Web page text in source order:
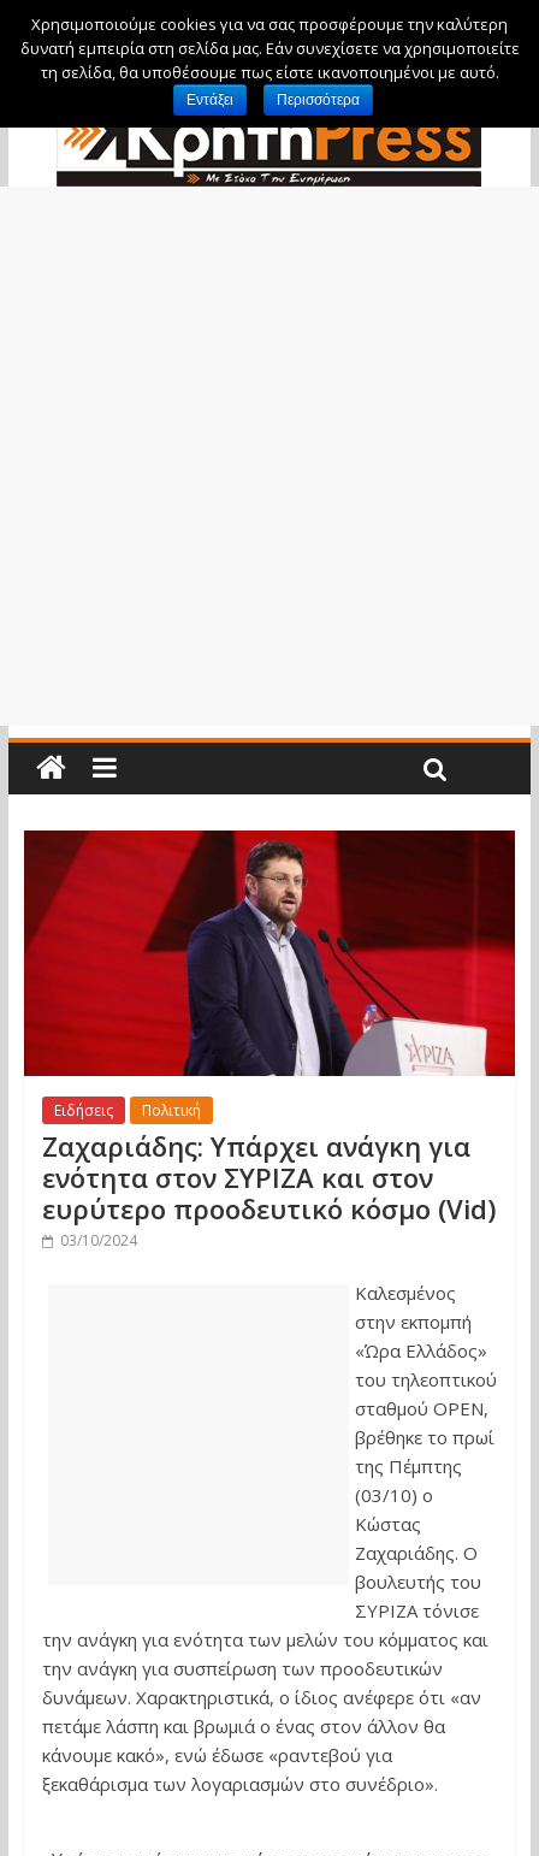
Σάββατο, 8 Αυγούστου, 2026
Ειδήσεις Πολιτική
Ζαχαριάδης: Υπάρχει ανάγκη για
ενότητα στον ΣΥΡΙΖΑ και στον
ευρύτερο προοδευτικό κόσμο (Vid)
03/10/2024
Καλεσμένος
στην εκπομπή
«Ώρα Ελλάδος»
του τηλεοπτικού
σταθμού OPEN,
βρέθηκε το πρωί
της Πέμπτης
(03/10) ο
Κώστας
Ζαχαριάδης. Ο
βουλευτής του
ΣΥΡΙΖΑ τόνισε
την ανάγκη για ενότητα των μελών του κόμματος και
την ανάγκη για συσπείρωση των προοδευτικών
δυνάμεων. Χαρακτηριστικά, ο ίδιος ανέφερε ότι «αν
πετάμε λάσπη και βρωμιά ο ένας στον άλλον θα
κάνουμε κακό», ενώ έδωσε «ραντεβού για
ξεκαθάρισμα των λογαριασμών στο συνέδριο».
Χρησιμοποιούμε cookies για να σας προσφέρουμε την καλύτερη
δυνατή εμπειρία στη σελίδα μας. Εάν συνεχίσετε να χρησιμοποιείτε
τη σελίδα, θα υποθέσουμε πως είστε ικανοποιημένοι με αυτό.
Εντάξει Περισσότερα